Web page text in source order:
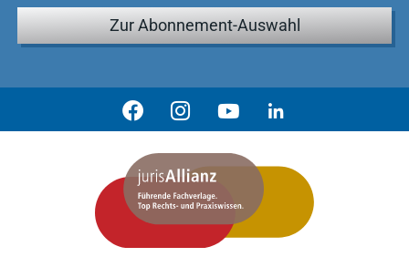
Zur Abonnement-Auswahl